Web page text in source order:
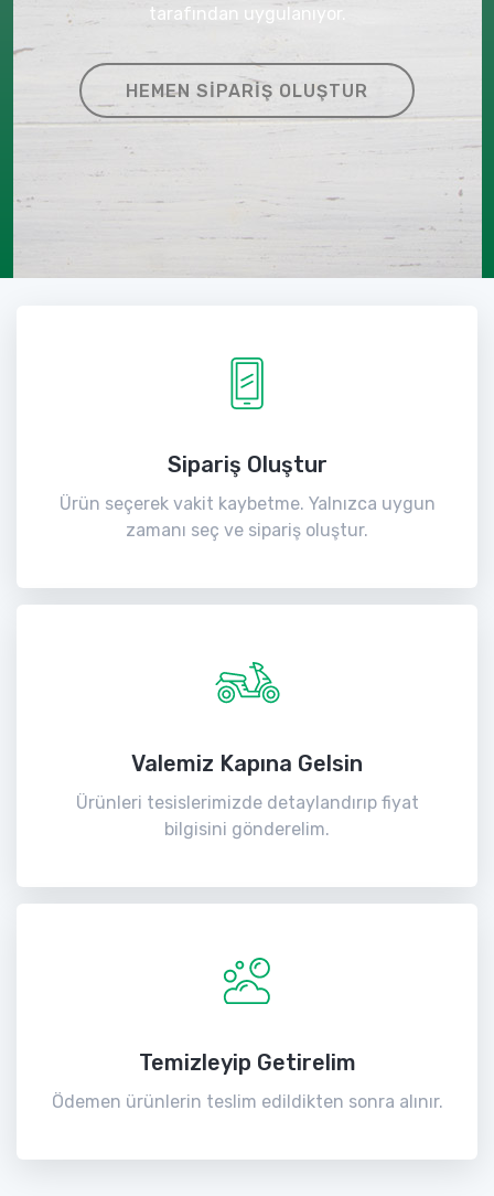
tarafından uygulanıyor.
HEMEN SIPARIŞ OLUŞTUR
Sipariş Oluştur
Ürün seçerek vakit kaybetme. Yalnızca uygun
zamanı seç ve sipariş oluştur.
Valemiz Kapına Gelsin
Ürünleri tesislerimizde detaylandırıp fiyat
bilgisini gönderelim.
Temizleyip Getirelim
Ödemen ürünlerin teslim edildikten sonra alınır.